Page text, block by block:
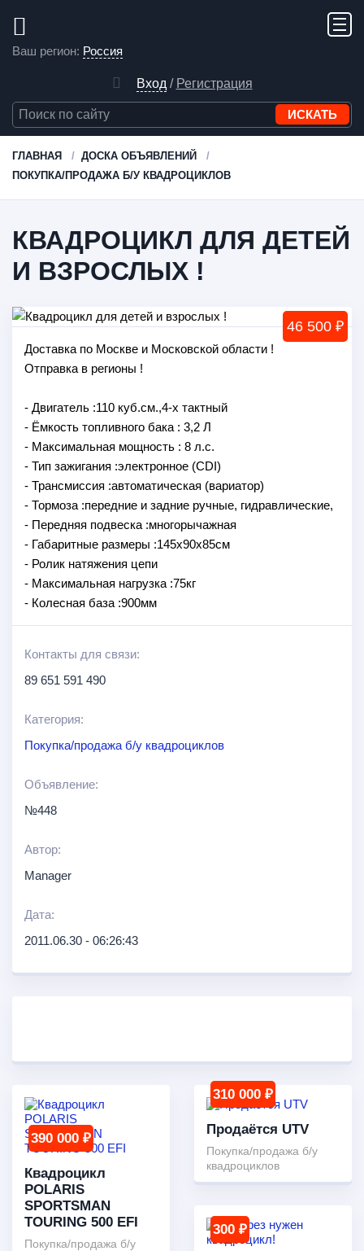
Ваш регион: Россия
Вход / Регистрация
ГЛАВНАЯ
ДОСКА ОБЪЯВЛЕНИЙ
ПОКУПКА/ПРОДАЖА Б/У КВАДРОЦИКЛОВ
КВАДРОЦИКЛ ДЛЯ ДЕТЕЙ
И ВЗРОСЛЫХ !
46 500 ₽
Доставка по Москве и Московской области !
Отправка в регионы !
- Двигатель :110 куб.см.,4-х тактный
- Ёмкость топливного бака : 3,2 Л
- Максимальная мощность : 8 л.с.
- Тип зажигания :электронное (CDI)
- Трансмиссия :автоматическая (вариатор)
- Тормоза :передние и задние ручные, гидравлические,
- Передняя подвеска :многорычажная
- Габаритные размеры :145x90x85cм
- Ролик натяжения цепи
- Максимальная нагрузка :75кг
- Колесная база :900мм
Контакты для связи:
89 651 591 490
Категория:
Покупка/продажа б/у квадроциклов
Объявление:
№448
Автор:
Manager
Дата:
2011.06.30 - 06:26:43
390 000 ₽
Квадроцикл
POLARIS
SPORTSMAN
TOURING 500 EFI
Покупка/продажа б/у
310 000 ₽
Продаётся UTV
Покупка/продажа б/у
квадроциклов
300 ₽